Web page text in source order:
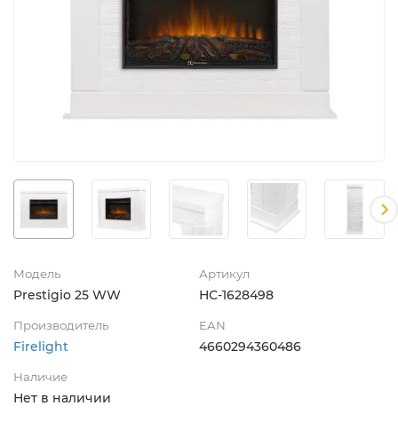
Модель
Prestigio 25 WW
Артикул
НС-1628498
Производитель
Firelight
EAN
4660294360486
Наличие
Нет в наличии